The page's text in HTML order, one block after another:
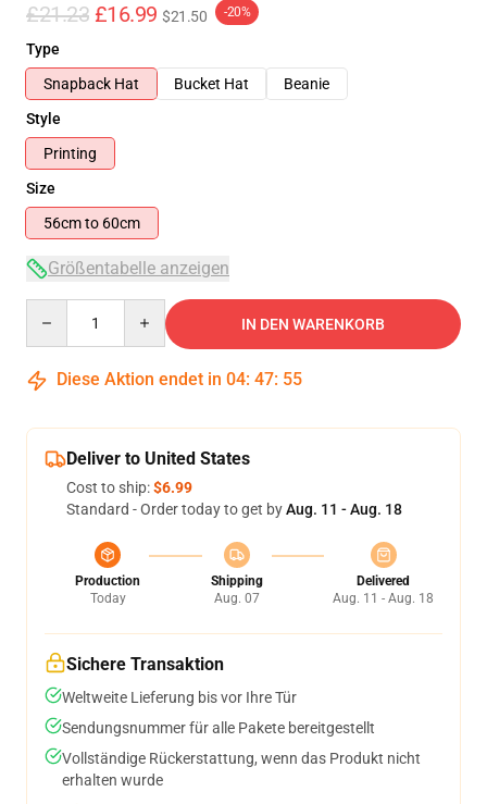
£21.23 £16.99 $21.50 -20%
Type
Snapback Hat
Bucket Hat
Beanie
Style
Printing
Size
56cm to 60cm
Größentabelle anzeigen
IN DEN WARENKORB
Diese Aktion endet in 04: 47: 55
Deliver to United States
Cost to ship:$6.99
Standard - Order today to get byAug. 11 - Aug. 18
Production
Today
Shipping
Aug. 07
Delivered
Aug. 11 - Aug. 18
Sichere Transaktion
Weltweite Lieferung bis vor Ihre Tür
Sendungsnummer für alle Pakete bereitgestellt
Vollständige Rückerstattung, wenn das Produkt nicht
erhalten wurde